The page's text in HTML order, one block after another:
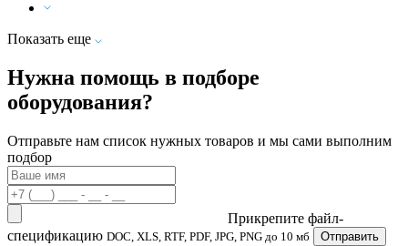
Показать еще
Нужна помощь в подборе
оборудования?
Отправьте нам список нужных товаров и мы сами выполним
подбор
Прикрепите файл-
спецификацию DOC, XLS, RTF, PDF, JPG, PNG до 10 мб Отправить